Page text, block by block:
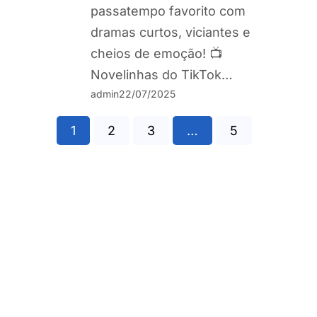
passatempo favorito com
dramas curtos, viciantes e
cheios de emoção! 📺
Novelinhas do TikTok…
admin22/07/2025
1 2 3 … 5